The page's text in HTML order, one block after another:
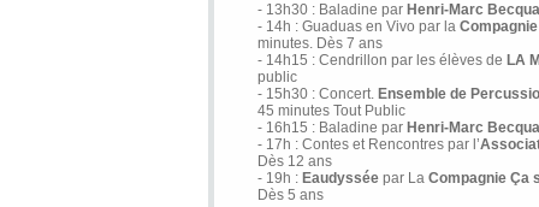
- 13h30 : Baladine par Henri-Marc
- 14h : Guaduas en Vivo par la
minutes. Dès 7 ans
- 14h15 : Cendrillon par les élèves de LA
public
- 15h30 : Concert. Ensemble de
45 minutes Tout Public
- 16h15 : Baladine par Henri-Marc
- 17h : Contes et Rencontres par l’
Dès 12 ans
- 19h : Eaudyssée par La Compagnie Ça
Dès 5 ans